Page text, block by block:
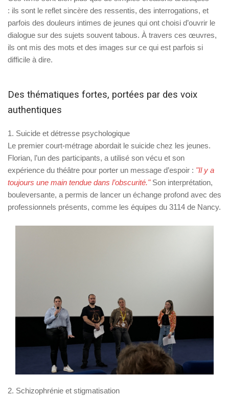
: ils sont le reflet sincère des ressentis, des interrogations, et
parfois des douleurs intimes de jeunes qui ont choisi d’ouvrir le
dialogue sur des sujets souvent tabous. À travers ces œuvres,
ils ont mis des mots et des images sur ce qui est parfois si
difficile à dire.
Des thématiques fortes, portées par des voix
authentiques
1. Suicide et détresse psychologique
Le premier court-métrage abordait le suicide chez les jeunes.
Florian, l’un des participants, a utilisé son vécu et son
expérience du théâtre pour porter un message d’espoir : "Il y a
toujours une main tendue dans l’obscurité."Son interprétation,
bouleversante, a permis de lancer un échange profond avec des
professionnels présents, comme les équipes du 3114 de Nancy.
2. Schizophrénie et stigmatisation